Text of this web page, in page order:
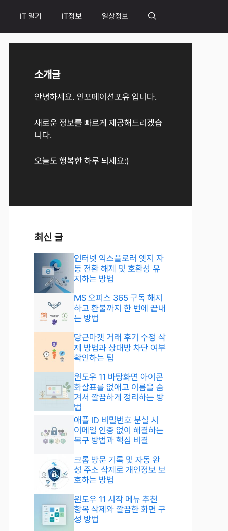
IT 일기 IT정보 일상정보
소개글
안녕하세요. 인포메이션포유 입니다.
새로운 정보를 빠르게 제공해드리겠습
니다.
오늘도 행복한 하루 되세요:)
최신 글
인터넷 익스플로러 엣지 자
동 전환 해제 및 호환성 유
지하는 방법
MS 오피스 365 구독 해지
하고 환불까지 한 번에 끝내
는 방법
당근마켓 거래 후기 수정 삭
제 방법과 상대방 차단 여부
확인하는 팁
윈도우 11 바탕화면 아이콘
화살표를 없애고 이름을 숨
겨서 깔끔하게 정리하는 방
법
애플 ID 비밀번호 분실 시
이메일 인증 없이 해결하는
복구 방법과 핵심 비결
크롬 방문 기록 및 자동 완
성 주소 삭제로 개인정보 보
호하는 방법
윈도우 11 시작 메뉴 추천
항목 삭제와 깔끔한 화면 구
성 방법